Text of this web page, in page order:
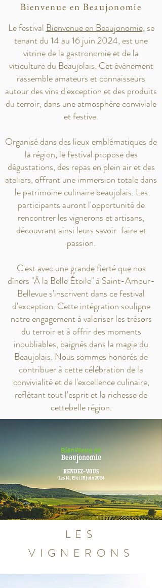
Bienvenue en Beaujonomie
Le festival Bienvenue en Beaujonomie, se
tenant du 14 au 16 juin 2024, est une
vitrine de la gastronomie et de la
viticulture du Beaujolais. Cet événement
rassemble amateurs et connaisseurs
autour des vins d'exception et des produits
du terroir, dans une atmosphère conviviale
et festive.
Organisé dans des lieux emblématiques de
la région, le festival propose des
dégustations, des repas en plein air et des
ateliers, offrant une immersion totale dans
le patrimoine culinaire beaujolais. Les
participants auront l'opportunité de
rencontrer les vignerons et artisans,
découvrant ainsi leurs savoir-faire et
passion.
C'est avec une grande fierté que nos
dîners "À la Belle Étoile" à Saint-Amour-
Bellevue s'inscrivent dans ce festival
d'exception. Cette intégration souligne
notre engagement à valoriser les trésors
du terroir et à offrir des moments
inoubliables, baignés dans la magie du
Beaujolais. Nous sommes honorés de
contribuer à cette célébration de la
convivialité et de l'excellence culinaire,
reflétant tout l'esprit et la richesse de
cettebelle région.
LES
VIGNERONS